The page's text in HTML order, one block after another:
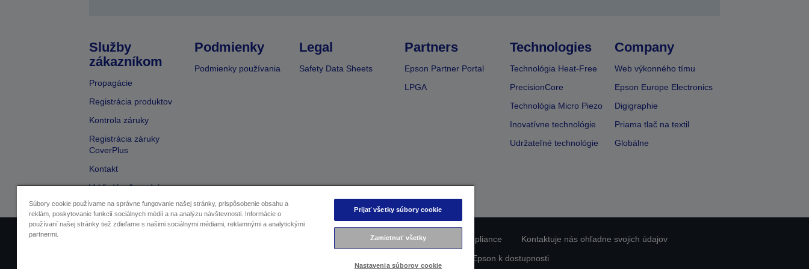
Služby
zákazníkom
Propagácie
Registrácia produktov
Kontrola záruky
Registrácia záruky
CoverPlus
Kontakt
Vyhľadávač predajcov
Podmienky
Podmienky používania
Legal
Safety Data Sheets
Partners
Epson Partner Portal
LPGA
Technologies
Technológia Heat-Free
PrecisionCore
Technológia Micro Piezo
Inovatívne technológie
Udržateľné technológie
Company
Web výkonného tímu
Epson Europe Electronics
Digigraphie
Priama tlač na textil
Globálne
Vyhlásenie o ochrane osobných údajov EU Data Act Compliance
Kontaktuje nás ohľadne svojich údajov
Záväzok spoločnosti Epson k dostupnosti
Súbory cookie používame na správne fungovanie našej stránky, prispôsobenie obsahu a
reklám, poskytovanie funkcií sociálnych médií a na analýzu návštevnosti. Informácie o
používaní našej stránky tiež zdieľame s našimi sociálnymi médiami, reklamnými a analytickými
partnermi.
Prijať všetky súbory cookie
Zamietnuť všetky
Nastavenia súborov cookie